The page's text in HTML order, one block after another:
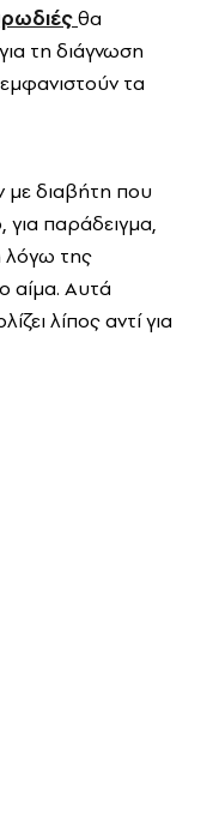
θα
τη διάγνωση
τα
διαβήτη που
για παράδειγμα,
λόγω της
αίμα. Αυτά
λίπος αντί για